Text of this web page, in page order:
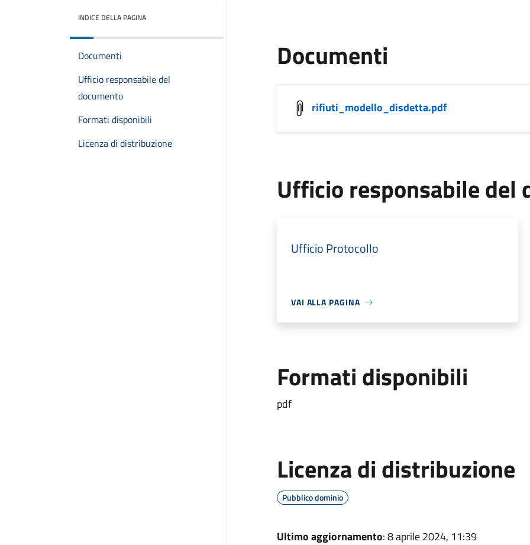
INDICE DELLA PAGINA
Documenti
Ufficio responsabile del
documento
Formati disponibili
Licenza di distribuzione
Documenti
rifiuti_modello_disdetta.pdf
Ufficio responsabile del
Ufficio Protocollo
VAI ALLA PAGINA
Formati disponibili
pdf
Licenza di distribuzione
Pubblico dominio
Ultimo aggiornamento: 8 aprile 2024, 11:39